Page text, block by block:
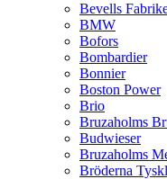
Bevells
BMW
Bofors
Bombardier
Bonnier
Boston Power
Brio
Bruzaholms
Budwieser
Bruzaholms
Bröderna